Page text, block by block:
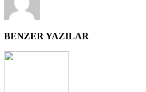
BENZER YAZILAR